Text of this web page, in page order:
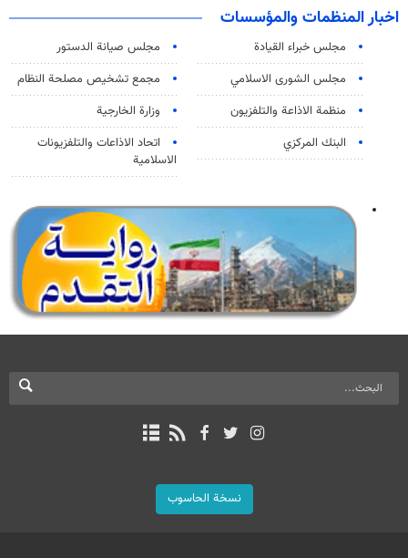
اخبار المنظمات والمؤسسات
مجلس خبراء القيادة
مجلس صيانة الدستور
مجلس الشورى الاسلامي
مجمع تشخيص مصلحة النظام
منظمة الاذاعة والتلفزیون
وزارة الخارجية
البنك المركزي
اتحاد الاذاعات والتلفزيونات
الاسلامية
نسخة الحاسوب